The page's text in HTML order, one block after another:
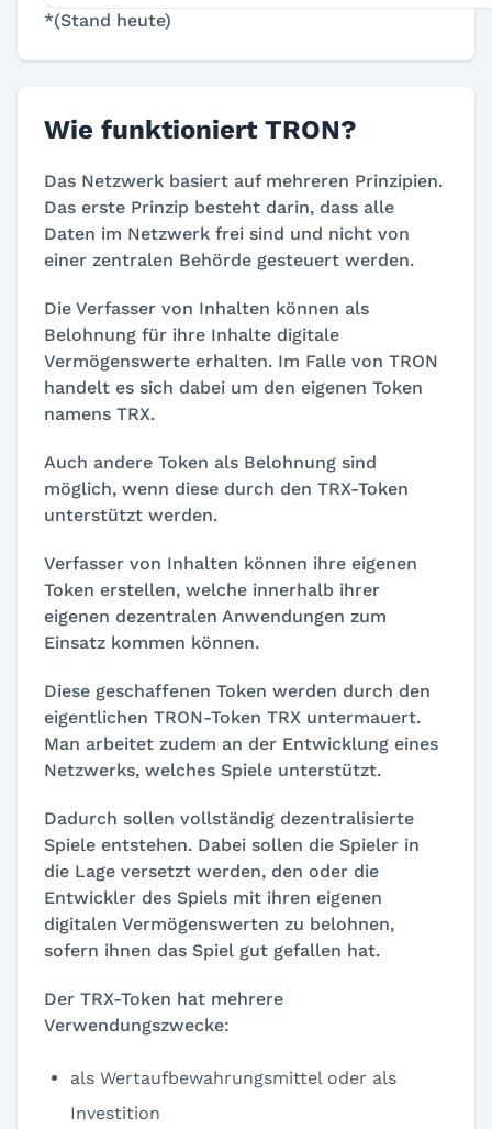
*(Stand heute)
Wie funktioniert TRON?
Das Netzwerk basiert auf mehreren Prinzipien.
Das erste Prinzip besteht darin, dass alle
Daten im Netzwerk frei sind und nicht von
einer zentralen Behörde gesteuert werden.
Die Verfasser von Inhalten können als
Belohnung für ihre Inhalte digitale
Vermögenswerte erhalten. Im Falle von TRON
handelt es sich dabei um den eigenen Token
namens TRX.
Auch andere Token als Belohnung sind
möglich, wenn diese durch den TRX-Token
unterstützt werden.
Verfasser von Inhalten können ihre eigenen
Token erstellen, welche innerhalb ihrer
eigenen dezentralen Anwendungen zum
Einsatz kommen können.
Diese geschaffenen Token werden durch den
eigentlichen TRON-Token TRX untermauert.
Man arbeitet zudem an der Entwicklung eines
Netzwerks, welches Spiele unterstützt.
Dadurch sollen vollständig dezentralisierte
Spiele entstehen. Dabei sollen die Spieler in
die Lage versetzt werden, den oder die
Entwickler des Spiels mit ihren eigenen
digitalen Vermögenswerten zu belohnen,
sofern ihnen das Spiel gut gefallen hat.
Der TRX-Token hat mehrere
Verwendungszwecke:
als Wertaufbewahrungsmittel oder als
Investition